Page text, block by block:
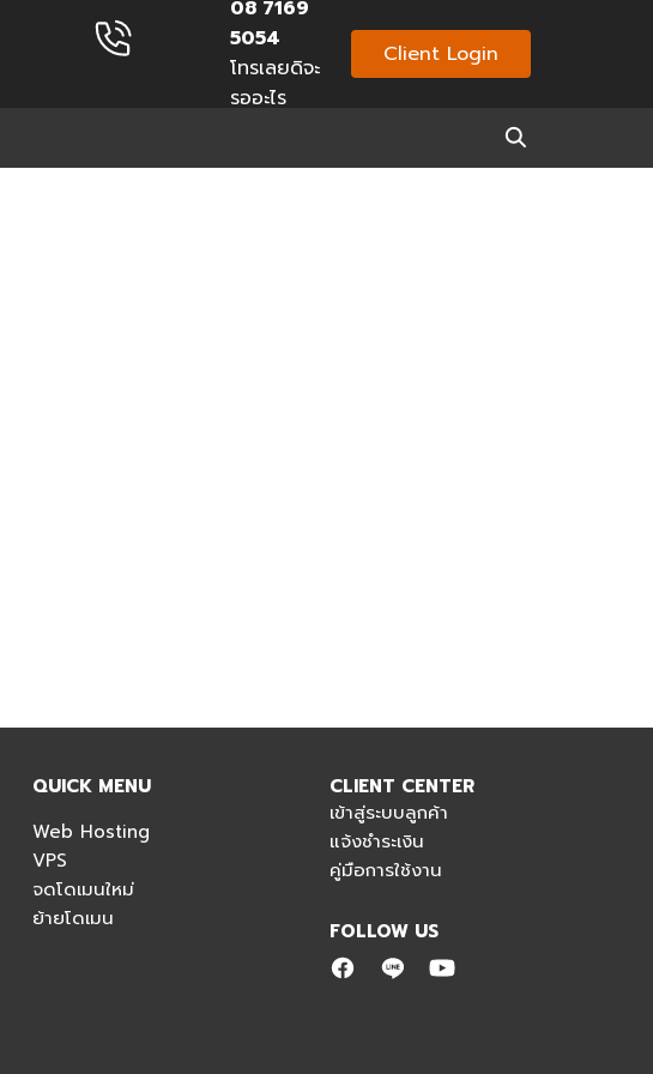
08 7169
5054
โทรเลยดิจะ
รออะไร
Client Login
QUICK MENU
Web Hosting
VPS
จดโดเมนใหม่
ย้ายโดเมน
CLIENT CENTER
เข้าสู่ระบบลูกค้า
แจ้งชำระเงิน
คู่มือการใช้งาน
FOLLOW US